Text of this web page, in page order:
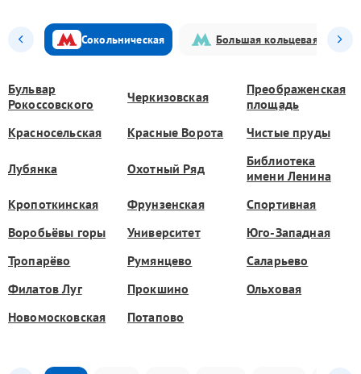
Сокольническая Большая кольцевая
Бульвар
Рокоссовского
Черкизовская
Преображенская
площадь
Красносельская
Красные Ворота Чистые пруды
Лубянка Охотный Ряд
Библиотека
имени Ленина
Кропоткинская
Фрунзенская
Спортивная
Воробьёвы горы
Университет
Юго-Западная
Тропарёво
Румянцево
Саларьево
Филатов Луг
Прокшино
Ольховая
Новомосковская
Потапово